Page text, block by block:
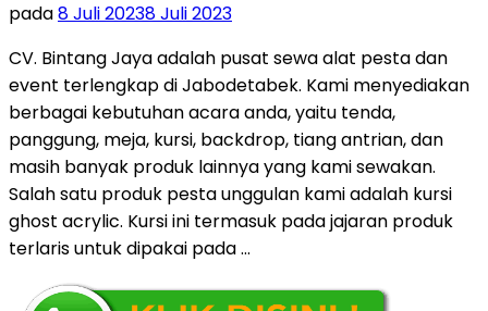
pada8 Juli 20238 Juli 2023
CV. Bintang Jaya adalah pusat sewa alat pesta dan
event terlengkap di Jabodetabek. Kami menyediakan
berbagai kebutuhan acara anda, yaitu tenda,
panggung, meja, kursi, backdrop, tiang antrian, dan
masih banyak produk lainnya yang kami sewakan.
Salah satu produk pesta unggulan kami adalah kursi
ghost acrylic. Kursi ini termasuk pada jajaran produk
terlaris untuk dipakai pada …